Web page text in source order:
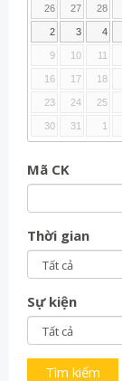
26 27 28
2 3 4
9 10 11
16 17 18
23 24 25
30 31 1
Mã CK
Thời gian
Sự kiện